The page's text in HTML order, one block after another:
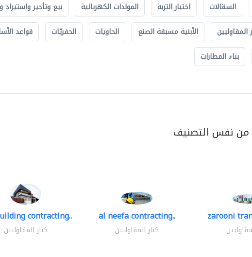
السقالات اختبار التربة المولدات الكهربائية بيع وتأجير
المقاوليين الأبنية مسبقة الصنع الحاويات الحفريّات قواعد
بناء المطارات
من نفس التصنيف
contracting..
كبار المقاوليين
al neefa contracting..
كبار المقاوليين
zarooni